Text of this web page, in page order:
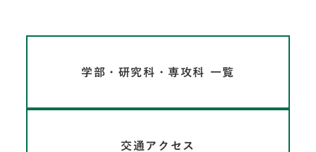
学部・研究科・専攻科 一覧
交通アクセス